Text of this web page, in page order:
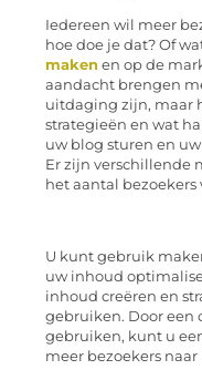
Iedereen wil meer
hoe doe je dat? Of
maken en op de
aandacht brengen
uitdaging zijn, maar
strategieën en wat
uw blog sturen en
Er zijn verschillende
het aantal
U kunt gebruik
uw inhoud
inhoud creëren en
gebruiken. Door een
gebruiken, kunt u
meer bezoekers